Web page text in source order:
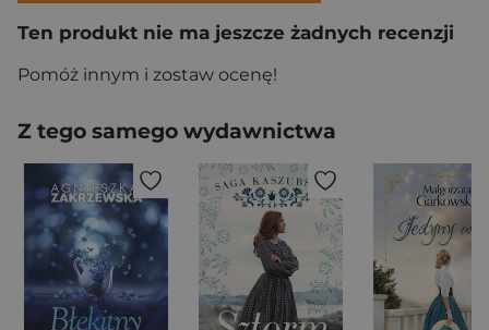
Ten produkt nie ma jeszcze żadnych recenzji
Pomóż innym i zostaw ocenę!
Z tego samego wydawnictwa